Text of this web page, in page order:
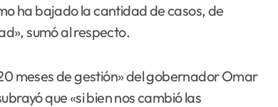
ha bajado la cantidad de casos, de
sumó al respecto.
meses de gestión» del gobernador Omar
que «si bien nos cambió las